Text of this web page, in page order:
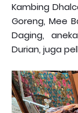
Kambing
Goreng, Mee
Daging,
Durian, juga